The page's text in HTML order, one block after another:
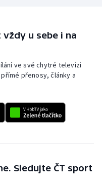
u sebe i na
ve své chytré televizi
přenosy, články a
Sledujte ČT sport